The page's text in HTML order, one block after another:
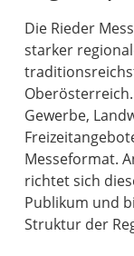
Die Rieder
starker
Gewerbe,
Messeformat.
richtet sich
Publikum und
Struktur der